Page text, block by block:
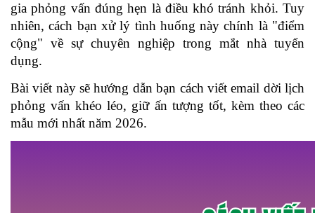
gia phỏng vấn đúng hẹn là điều khó tránh khỏi. Tuy
nhiên, cách bạn xử lý tình huống này chính là "điểm
cộng" về sự chuyên nghiệp trong mắt nhà tuyển
dụng.
Bài viết này sẽ hướng dẫn bạn cách viết email dời lịch
phỏng vấn khéo léo, giữ ấn tượng tốt, kèm theo các
mẫu mới nhất năm 2026.